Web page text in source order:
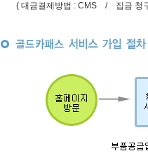
( 대금결제방법 : CMS / 집금 청